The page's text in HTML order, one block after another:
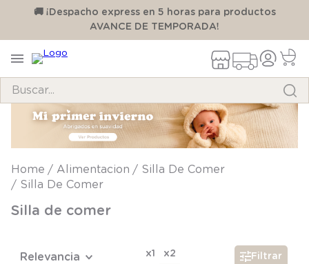
🚚 ¡Despacho express en 5 horas para productos
AVANCE DE TEMPORADA!
Alimentacion
Silla De Comer
Silla De Comer
Silla de comer
Relevancia x1 x2 Filtrar
TÉRMINOS MÁS BUSCADOS
1.
pijama
2 .
calcetines